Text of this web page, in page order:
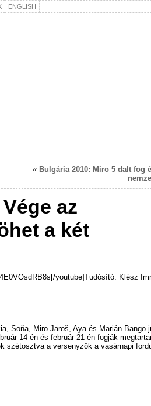
ENGLISH
« Bulgária 2010: Miro 5 dalt fog
az
a két
youtube]Tudósító: Klész
Soňa, Miro Jaroš, Aya és Marián Bango
14-én és február 21-én fogják
szétosztva a versenyzők a vasárnapi